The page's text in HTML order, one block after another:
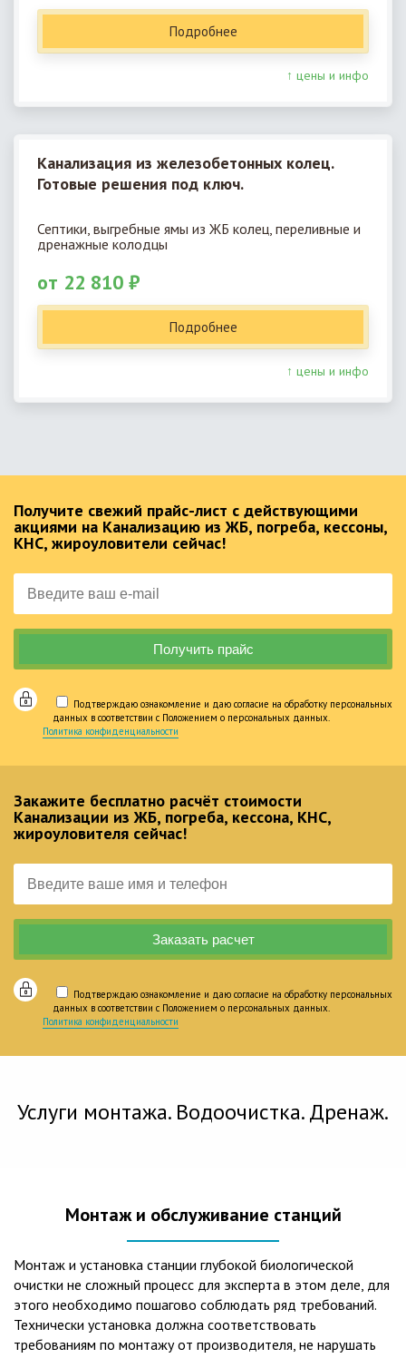
Подробнее
↑ цены и инфо
Канализация из железобетонных колец.
Готовые решения под ключ.
Септики, выгребные ямы из ЖБ колец, переливные и
дренажные колодцы
от 22 810 ₽
Подробнее
↑ цены и инфо
Получите свежий прайс-лист с действующими
акциями на Канализацию из ЖБ, погреба, кессоны,
КНС, жироуловители сейчас!
Подтверждаю ознакомление и даю согласие на обработку персональных
данных в соответствии с Положением о персональных данных.
Политика конфиденциальности
Закажите бесплатно расчёт стоимости
Канализации из ЖБ, погреба, кессона, КНС,
жироуловителя сейчас!
Подтверждаю ознакомление и даю согласие на обработку персональных
данных в соответствии с Положением о персональных данных.
Политика конфиденциальности
Услуги монтажа. Водоочистка. Дренаж.
Монтаж и обслуживание станций
Монтаж и установка станции глубокой биологической
очистки не сложный процесс для эксперта в этом деле, для
этого необходимо пошагово соблюдать ряд требований.
Технически установка должна соответствовать
требованиям по монтажу от производителя, не нарушать